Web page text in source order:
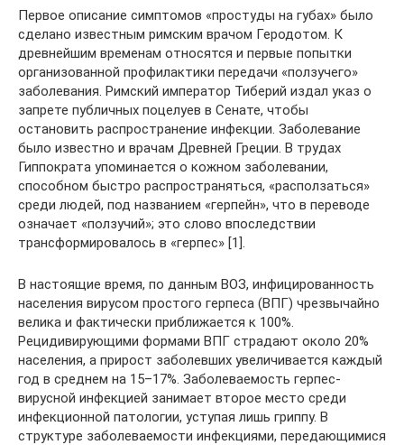
Первое описание симптомов «простуды на губах» было
сделано известным римским врачом Геродотом. К
древнейшим временам относятся и первые попытки
организованной профилактики передачи «ползучего»
заболевания. Римский император Тиберий издал указ о
запрете публичных поцелуев в Сенате, чтобы
остановить распространение инфекции. Заболевание
было известно и врачам Древней Греции. В трудах
Гиппократа упоминается о кожном заболевании,
способном быстро распространяться, «расползаться»
среди людей, под названием «герпейн», что в переводе
означает «ползучий»; это слово впоследствии
трансформировалось в «герпес» [1].
В настоящие время, по данным ВОЗ, инфицированность
населения вирусом простого герпеса (ВПГ) чрезвычайно
велика и фактически приближается к 100%.
Рецидивирующими формами ВПГ страдают около 20%
населения, а прирост заболевших увеличивается каждый
год в среднем на 15–17%. Заболеваемость герпес-
вирусной инфекцией занимает второе место среди
инфекционной патологии, уступая лишь гриппу. В
структуре заболеваемости инфекциями, передающимися